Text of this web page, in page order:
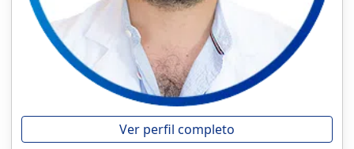
Ver perfil completo